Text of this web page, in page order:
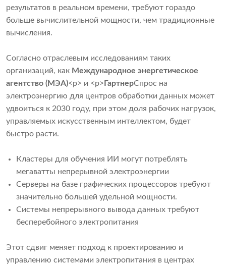
результатов в реальном времени, требуют гораздо
больше вычислительной мощности, чем традиционные
вычисления.
Согласно отраслевым исследованиям таких
организаций, как Международное энергетическое
агентство (МЭА)<р> и <р> ГартнерСпрос на
электроэнергию для центров обработки данных может
удвоиться к 2030 году, при этом доля рабочих нагрузок,
управляемых искусственным интеллектом, будет
быстро расти.
Кластеры для обучения ИИ могут потреблять
мегаватты непрерывной электроэнергии
Серверы на базе графических процессоров требуют
значительно большей удельной мощности.
Системы непрерывного вывода данных требуют
бесперебойного электропитания
Этот сдвиг меняет подход к проектированию и
управлению системами электропитания в центрах